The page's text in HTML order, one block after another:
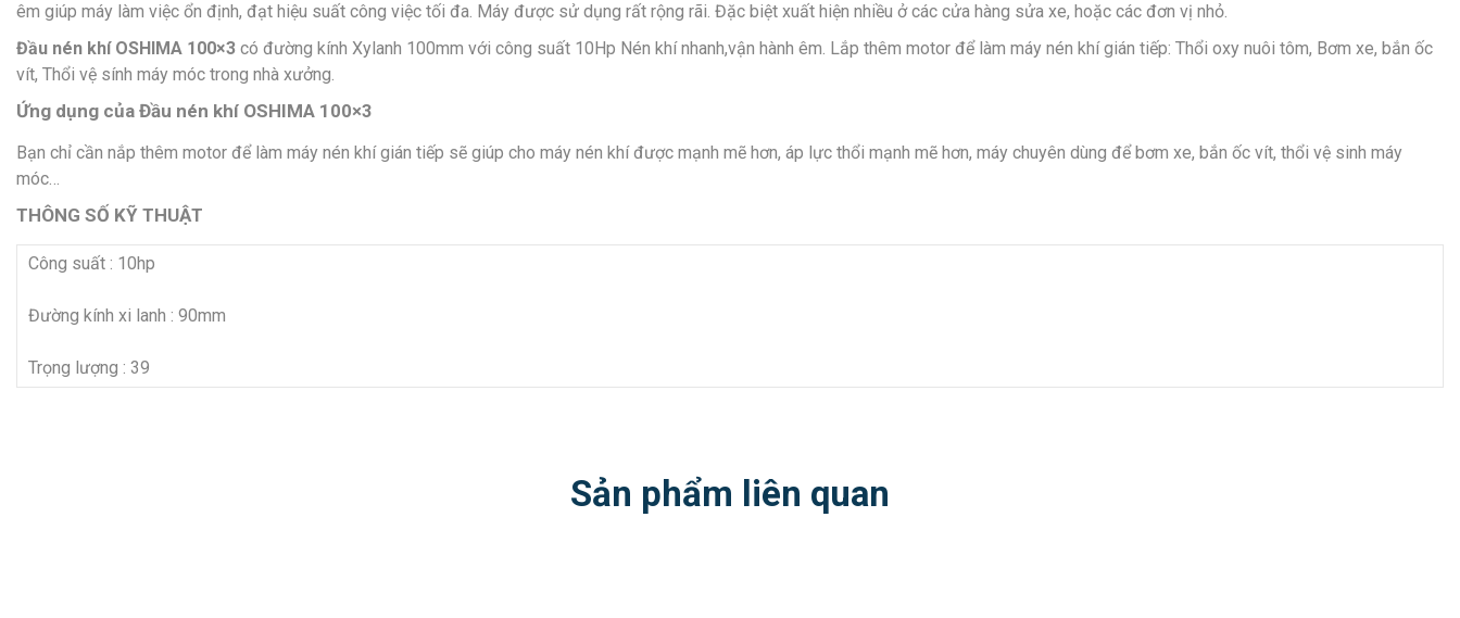
êm giúp máy làm việc ổn định, đạt hiệu suất công việc tối đa. Máy được sử dụng rất rộng rãi. Đặc biệt xuất hiện nhiều ở các cửa hàng sửa xe, hoặc các đơn vị nhỏ.
Đầu nén khí OSHIMA 100×3 có đường kính Xylanh 100mm với công suất 10Hp Nén khí nhanh,vận hành êm. Lắp thêm motor để làm máy nén khí gián tiếp: Thổi oxy nuôi tôm, Bơm xe, bắn ốc
vít, Thổi vệ sính máy móc trong nhà xưởng.
Ứng dụng của Đầu nén khí OSHIMA 100×3
Bạn chỉ cần nắp thêm motor để làm máy nén khí gián tiếp sẽ giúp cho máy nén khí được mạnh mẽ hơn, áp lực thổi mạnh mẽ hơn, máy chuyên dùng để bơm xe, bắn ốc vít, thổi vệ sinh máy
móc…
THÔNG SỐ KỸ THUẬT
Công suất : 10hp
Đường kính xi lanh : 90mm
Trọng lượng : 39
Sản phẩm liên quan